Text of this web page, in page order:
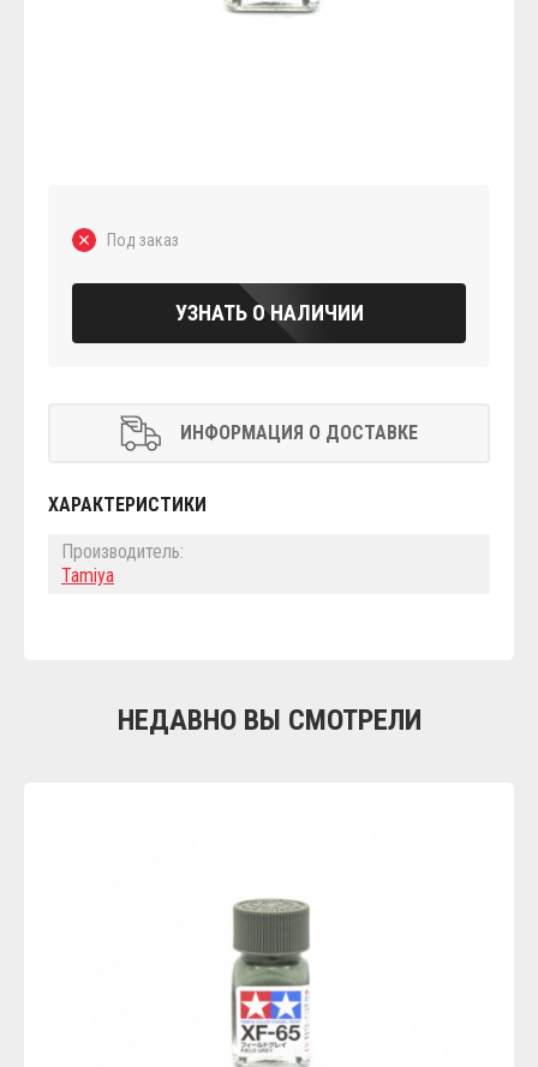
Под заказ
УЗНАТЬ О НАЛИЧИИ
ИНФОРМАЦИЯ О ДОСТАВКЕ
ХАРАКТЕРИСТИКИ
Производитель:
Tamiya
НЕДАВНО ВЫ СМОТРЕЛИ